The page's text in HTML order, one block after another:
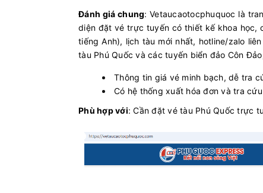
Đánh giá chung: Vetaucaotocphuquoc là
diện đặt vé trực tuyến có thiết kế khoa học,
tiếng Anh), lịch tàu mới nhất, hotline/zalo
tàu Phú Quốc và các tuyến biển đảo Côn
Thông tin giá vé minh bạch, dễ tra
Có hệ thống xuất hóa đơn và tra
Phù hợp với: Cần đặt vé tàu Phú Quốc trực